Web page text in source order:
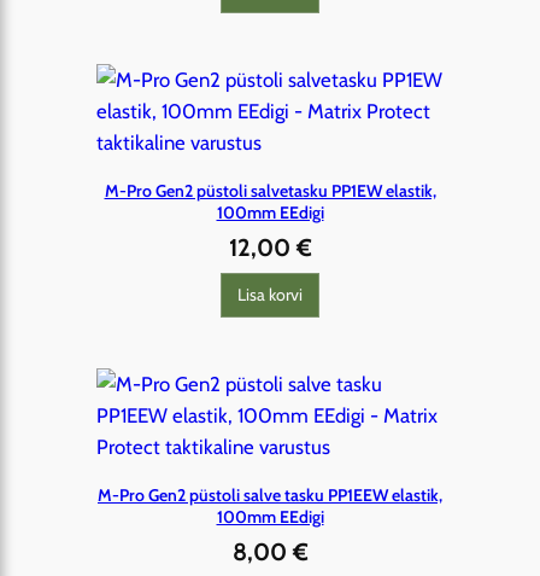
M-Pro Gen2 püstoli salvetasku PP1EW elastik,
100mm EEdigi
12,00€
Lisa korvi
M-Pro Gen2 püstoli salve tasku PP1EEW elastik,
100mm EEdigi
8,00€